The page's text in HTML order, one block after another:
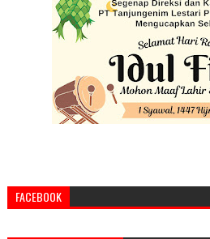
FACEBOOK